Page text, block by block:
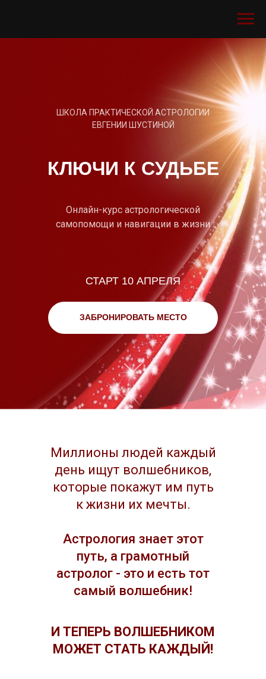
ШКОЛА ПРАКТИЧЕСКОЙ АСТРОЛОГИИ
ЕВГЕНИИ ШУСТИНОЙ
КЛЮЧИ К СУДЬБЕ
Oнлайн-курс астрологической
самопомощи и навигации в жизни
ЗАБРОНИРОВАТЬ МЕСТО
СТАРТ 10 АПРЕЛЯ
Миллионы людей каждый
день ищут волшебников,
которые покажут им путь
к жизни их мечты.
Астрология знает этот
путь, а грамотный
астролог - это и есть тот
самый волшебник!
И ТЕПЕРЬ ВОЛШЕБНИКОМ
МОЖЕТ СТАТЬ КАЖДЫЙ!